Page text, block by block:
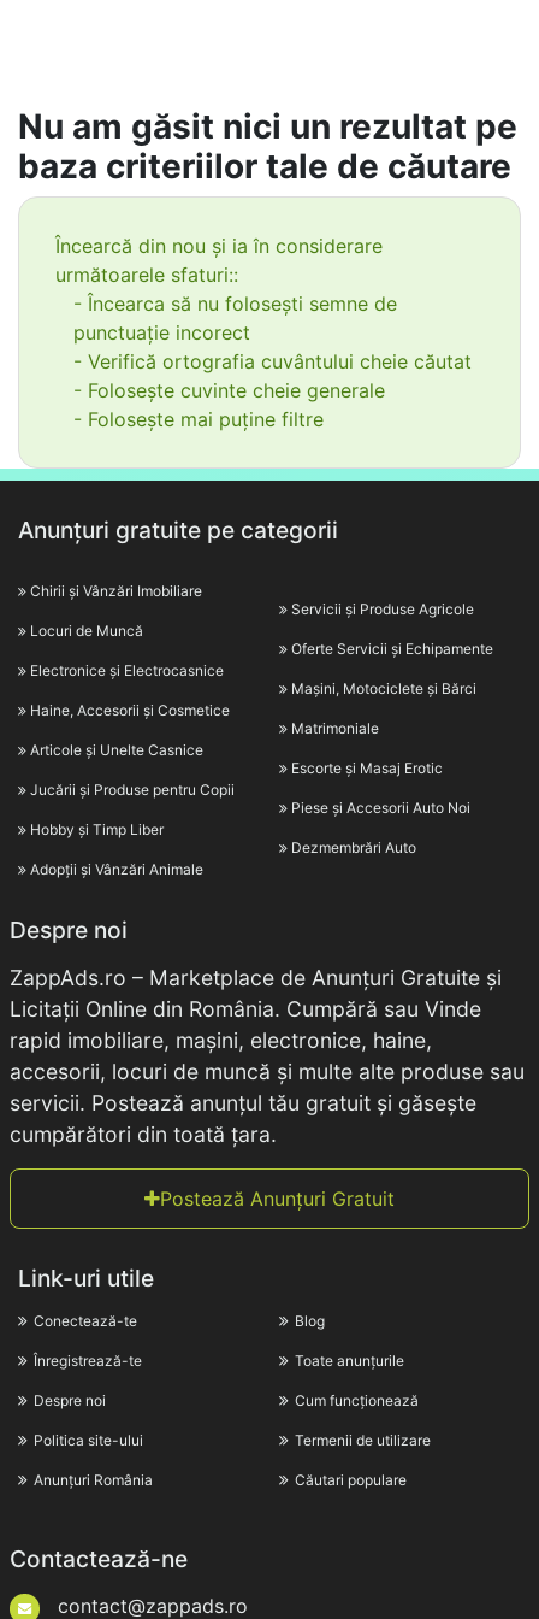
Nu am găsit nici un rezultat pe
baza criteriilor tale de căutare
Încearcă din nou și ia în considerare
următoarele sfaturi::
- Încearca să nu folosești semne de
punctuație incorect
- Verifică ortografia cuvântului cheie căutat
- Folosește cuvinte cheie generale
- Folosește mai puține filtre
Anunțuri gratuite pe categorii
Chirii și Vânzări Imobiliare
Locuri de Muncă
Electronice și Electrocasnice
Haine, Accesorii și Cosmetice
Articole și Unelte Casnice
Jucării și Produse pentru Copii
Hobby și Timp Liber
Adopții și Vânzări Animale
Servicii și Produse Agricole
Oferte Servicii și Echipamente
Mașini, Motociclete și Bărci
Matrimoniale
Escorte și Masaj Erotic
Piese și Accesorii Auto Noi
Dezmembrări Auto
Despre noi
ZappAds.ro – Marketplace de Anunțuri Gratuite și
Licitații Online din România. Cumpără sau Vinde
rapid imobiliare, mașini, electronice, haine,
accesorii, locuri de muncă și multe alte produse sau
servicii. Postează anunțul tău gratuit și găsește
cumpărători din toată țara.
Postează Anunțuri Gratuit
Link-uri utile
Conectează-te
Înregistrează-te
Despre noi
Politica site-ului
Anunțuri România
Blog
Toate anunțurile
Cum funcționează
Termenii de utilizare
Căutari populare
Contactează-ne
contact@zappads.ro